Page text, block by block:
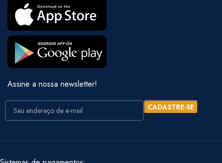
Assine a nossa newsletter!